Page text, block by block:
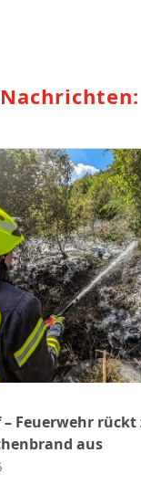
Feuerwehr rückt
aus